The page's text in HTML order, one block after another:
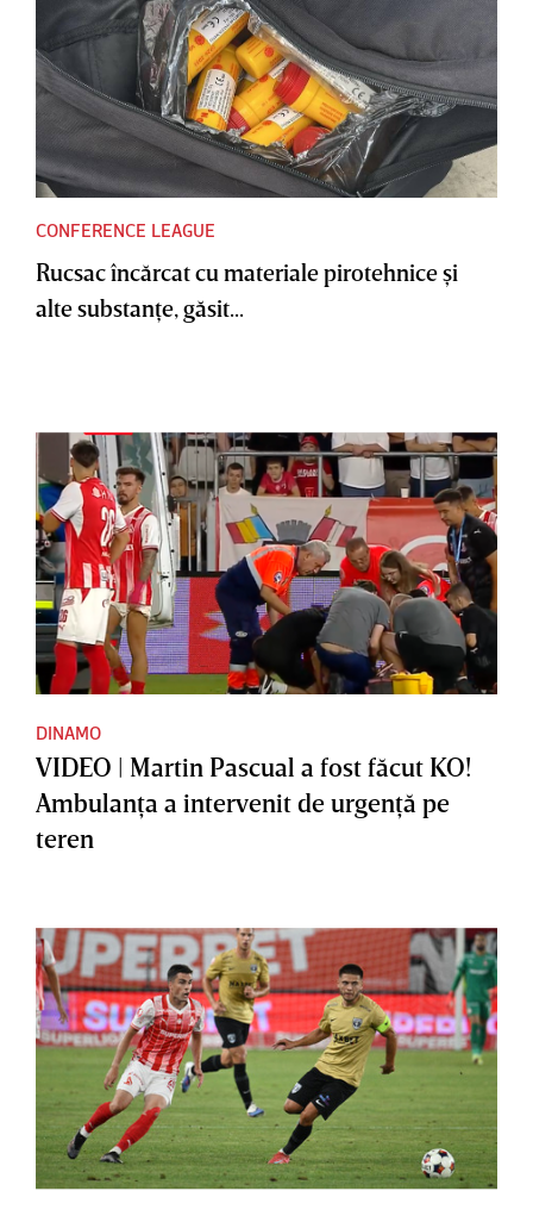
CONFERENCE LEAGUE
Rucsac încărcat cu materiale pirotehnice şi
alte substanţe, găsit...
DINAMO
VIDEO | Martin Pascual a fost făcut KO!
Ambulanţa a intervenit de urgenţă pe
teren